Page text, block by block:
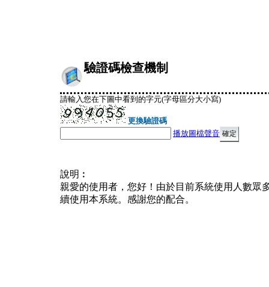
驗證碼檢查機制
請輸入您在下圖中看到的字元(字母區分大小寫)
更換驗證碼
播放圖檔聲音
說明︰
親愛的使用者，您好！由於目前系統使用人數眾
續使用本系統。感謝您的配合。